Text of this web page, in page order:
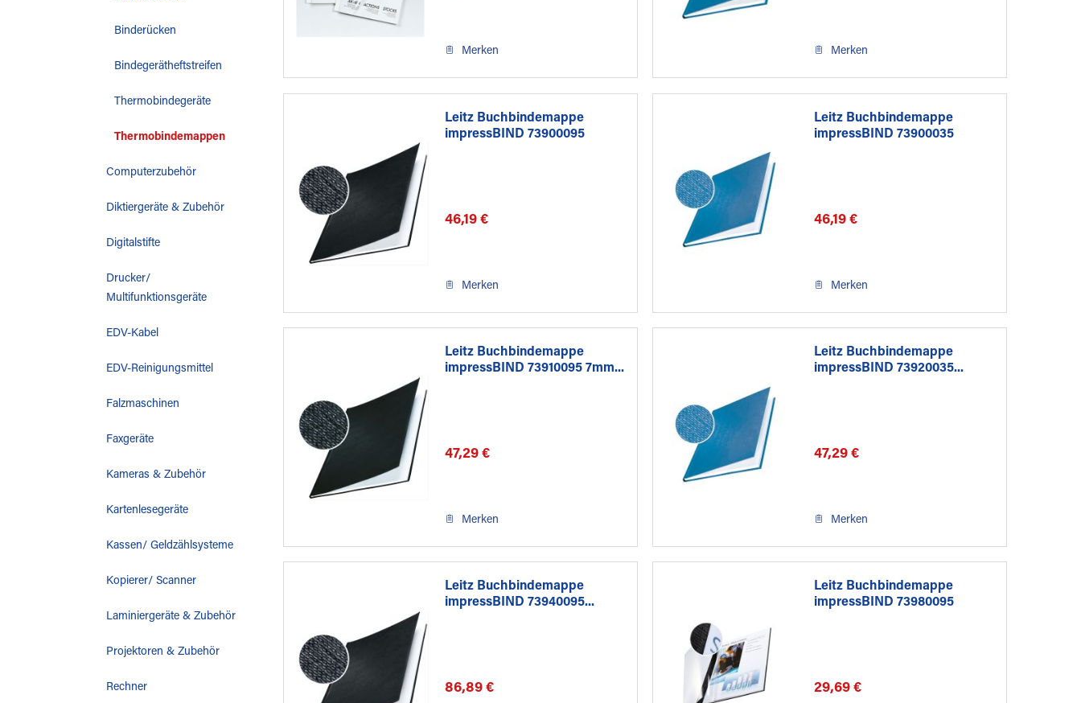
Binderücken
Bindegerätheftstreifen
Thermobindegeräte
Thermobindemappen
Computerzubehör
Diktiergeräte & Zubehör
Digitalstifte
Drucker/
Multifunktionsgeräte
EDV-Kabel
EDV-Reinigungsmittel
Falzmaschinen
Faxgeräte
Kameras & Zubehör
Kartenlesegeräte
Kassen/ Geldzählsysteme
Kopierer/ Scanner
Laminiergeräte & Zubehör
Projektoren & Zubehör
Rechner
Merken Merken
Leitz Buchbindemappe
impressBIND 73900095
46,19 €
Merken
Leitz Buchbindemappe
impressBIND 73900035
46,19 €
Merken
Leitz Buchbindemappe
impressBIND 73910095 7mm...
47,29 €
Merken
Leitz Buchbindemappe
impressBIND 73920035...
47,29 €
Merken
Leitz Buchbindemappe
impressBIND 73940095...
86,89 €
Leitz Buchbindemappe
impressBIND 73980095
29,69 €